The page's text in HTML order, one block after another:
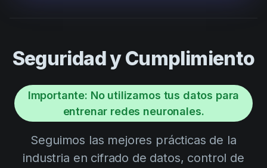
Seguridad y Cumplimiento
Importante: No utilizamos tus datos para
entrenar redes neuronales.
Seguimos las mejores prácticas de la
industria en cifrado de datos, control de